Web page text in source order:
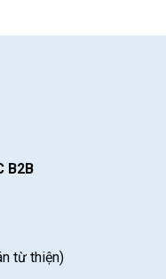
B2B
từ thiện)